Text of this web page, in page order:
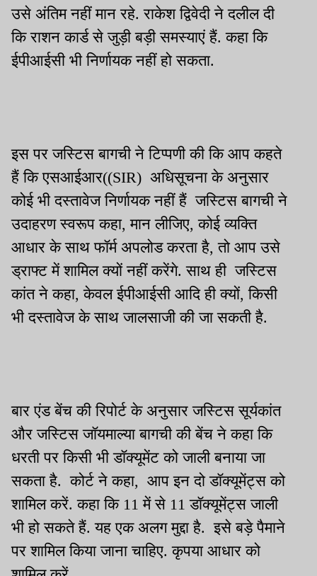
उसे अंतिम नहीं मान रहे. राकेश द्विवेदी ने दलील दी
कि राशन कार्ड से जुड़ी बड़ी समस्याएं हैं. कहा कि
ईपीआईसी भी निर्णायक नहीं हो सकता.
इस पर जस्टिस बागची ने टिप्पणी की कि आप कहते
हैं कि एसआईआर((SIR) अधिसूचना के अनुसार
कोई भी दस्तावेज निर्णायक नहीं हैं जस्टिस बागची ने
उदाहरण स्वरूप कहा, मान लीजिए, कोई व्यक्ति
आधार के साथ फॉर्म अपलोड करता है, तो आप उसे
ड्राफ्ट में शामिल क्यों नहीं करेंगे. साथ ही जस्टिस
कांत ने कहा, केवल ईपीआईसी आदि ही क्यों, किसी
भी दस्तावेज के साथ जालसाजी की जा सकती है.
बार एंड बेंच की रिपोर्ट के अनुसार जस्टिस सूर्यकांत
और जस्टिस जॉयमाल्या बागची की बेंच ने कहा कि
धरती पर किसी भी डॉक्यूमेंट को जाली बनाया जा
सकता है. कोर्ट ने कहा, आप इन दो डॉक्यूमेंट्स को
शामिल करें. कहा कि 11 में से 11 डॉक्यूमेंट्स जाली
भी हो सकते हैं. यह एक अलग मुद्दा है. इसे बड़े पैमाने
पर शामिल किया जाना चाहिए. कृपया आधार को